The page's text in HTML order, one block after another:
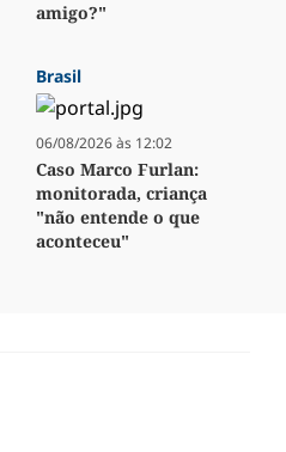
amigo?"
Brasil
06/08/2026 às 12:02
Caso Marco Furlan:
monitorada, criança
"não entende o que
aconteceu"